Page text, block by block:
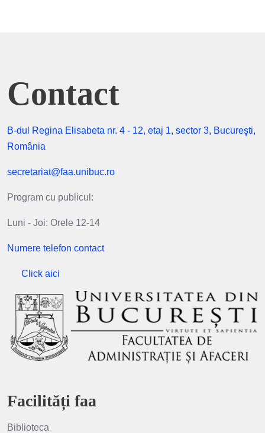
Contact
B-dul Regina Elisabeta nr. 4 - 12, etaj 1, sector 3, Bucureşti,
România
secretariat@faa.unibuc.ro
Program cu publicul:
Luni - Joi: Orele 12-14
Numere telefon contact
Click aici
Facilități faa
Biblioteca